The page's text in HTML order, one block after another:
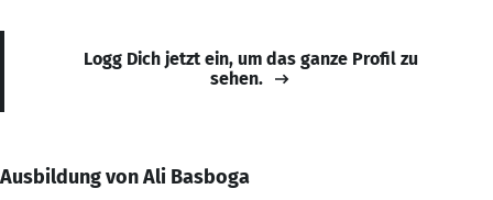
Logg Dich jetzt ein, um das ganze Profil zu
sehen.
Ausbildung von Ali Basboga